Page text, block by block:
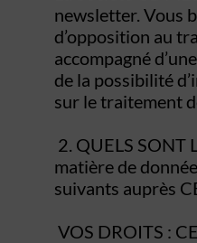
newsletter. Vous
d’opposition au
accompagné
de la possibilité
sur le traitement
2. QUELS SONT
matière de
suivants auprès
VOS DROITS :